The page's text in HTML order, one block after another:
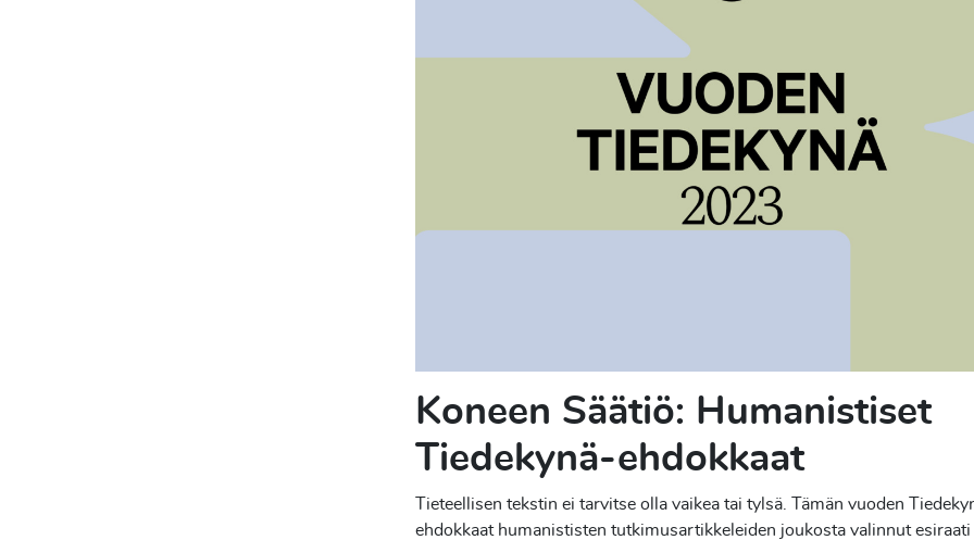
Koneen Säätiö: Humanistiset
Tiedekynä-ehdokkaat
Tieteellisen tekstin ei tarvitse olla vaikea tai tylsä. Tämän vuoden
ehdokkaat humanististen tutkimusartikkeleiden joukosta valinnut